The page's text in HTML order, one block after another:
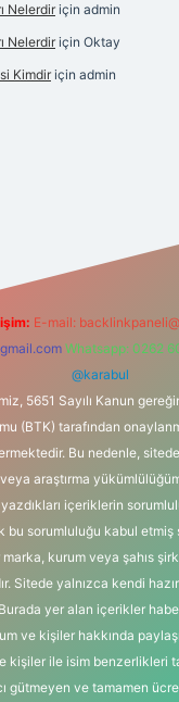
Nelerdir için admin
Nelerdir için Oktay
Kimdiriçin admin
E-mail:
Whatsapp: 0262
@karabul
5651 Sayılı Kanun
(BTK) tarafından
Bu nedenle,
araştırma
içeriklerin
bu sorumluluğu kabul etmiş
kurum veya şahıs
Sitede yalnızca kendi
yer alan içerikler
ve kişiler hakkında
kişiler ile isim benzerlikleri
gütmeyen ve tamamen